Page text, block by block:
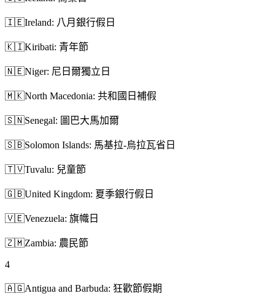
🇮🇪Ireland: 八月銀行假日
🇰🇮Kiribati: 青年節
🇳🇪Niger: 尼日爾獨立日
🇲🇰North Macedonia: 共和國日補假
🇸🇳Senegal: 圖巴大馬加爾
🇸🇧Solomon Islands: 馬基拉-烏拉瓦省日
🇹🇻Tuvalu: 兒童節
🇬🇧United Kingdom: 夏季銀行假日
🇻🇪Venezuela: 旗幟日
🇿🇲Zambia: 農民節
4
🇦🇬Antigua and Barbuda: 狂歡節假期